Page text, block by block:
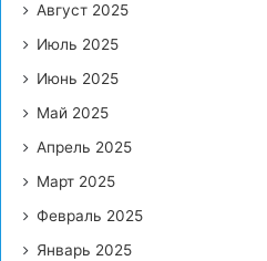
Август 2025
Июль 2025
Июнь 2025
Май 2025
Апрель 2025
Март 2025
Февраль 2025
Январь 2025